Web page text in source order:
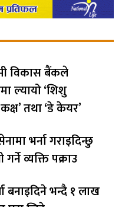
विकास बैंकले
ल्यायो ‘शिशु
तथा ‘डे केयर’
भर्ना गराइदिन्छु
व्यक्ति पक्राउ
बनाइदिने भन्दै १ लाख